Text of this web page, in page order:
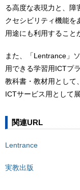
る高度な表現力と、障
クセシビリティ機能を
用途にも利用すること
また、「Lentrance」
用できる学習用ICTプ
教科書・教材用として
ICTサービス用として
関連URL
Lentrance
実教出版